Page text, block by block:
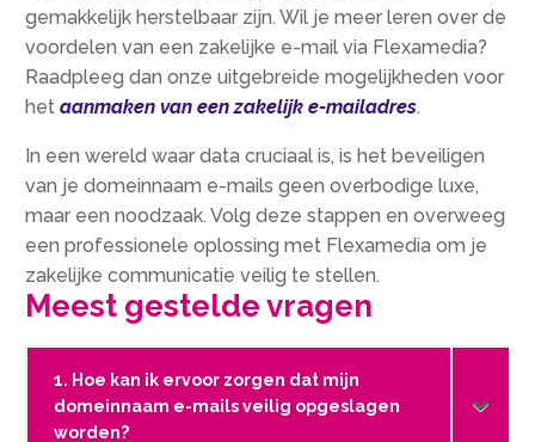
gemakkelijk herstelbaar zijn. Wil je meer leren over de
voordelen van een zakelijke e-mail via Flexamedia?
Raadpleeg dan onze uitgebreide mogelijkheden voor
hetaanmaken van een zakelijk e-mailadres.
In een wereld waar data cruciaal is, is het beveiligen
van je domeinnaam e-mails geen overbodige luxe,
maar een noodzaak. Volg deze stappen en overweeg
een professionele oplossing met Flexamedia om je
zakelijke communicatie veilig te stellen.
Meest gestelde vragen
1. Hoe kan ik ervoor zorgen dat mijn
domeinnaam e-mails veilig opgeslagen
worden?